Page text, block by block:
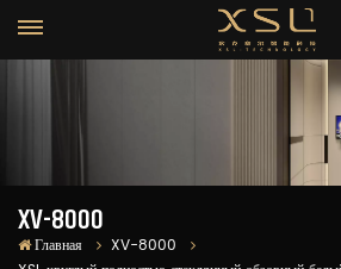
XV-8000
Главная
XV-8000